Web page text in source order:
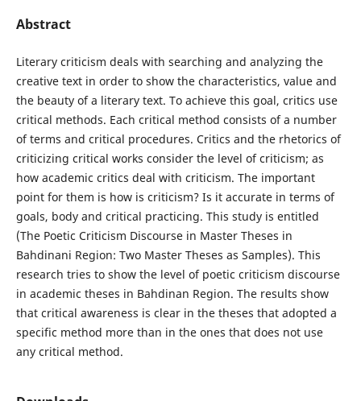
Abstract
Literary criticism deals with searching and analyzing the
creative text in order to show the characteristics, value and
the beauty of a literary text. To achieve this goal, critics use
critical methods. Each critical method consists of a number
of terms and critical procedures. Critics and the rhetorics of
criticizing critical works consider the level of criticism; as
how academic critics deal with criticism. The important
point for them is how is criticism? Is it accurate in terms of
goals, body and critical practicing. This study is entitled
(The Poetic Criticism Discourse in Master Theses in
Bahdinani Region: Two Master Theses as Samples). This
research tries to show the level of poetic criticism discourse
in academic theses in Bahdinan Region. The results show
that critical awareness is clear in the theses that adopted a
specific method more than in the ones that does not use
any critical method.